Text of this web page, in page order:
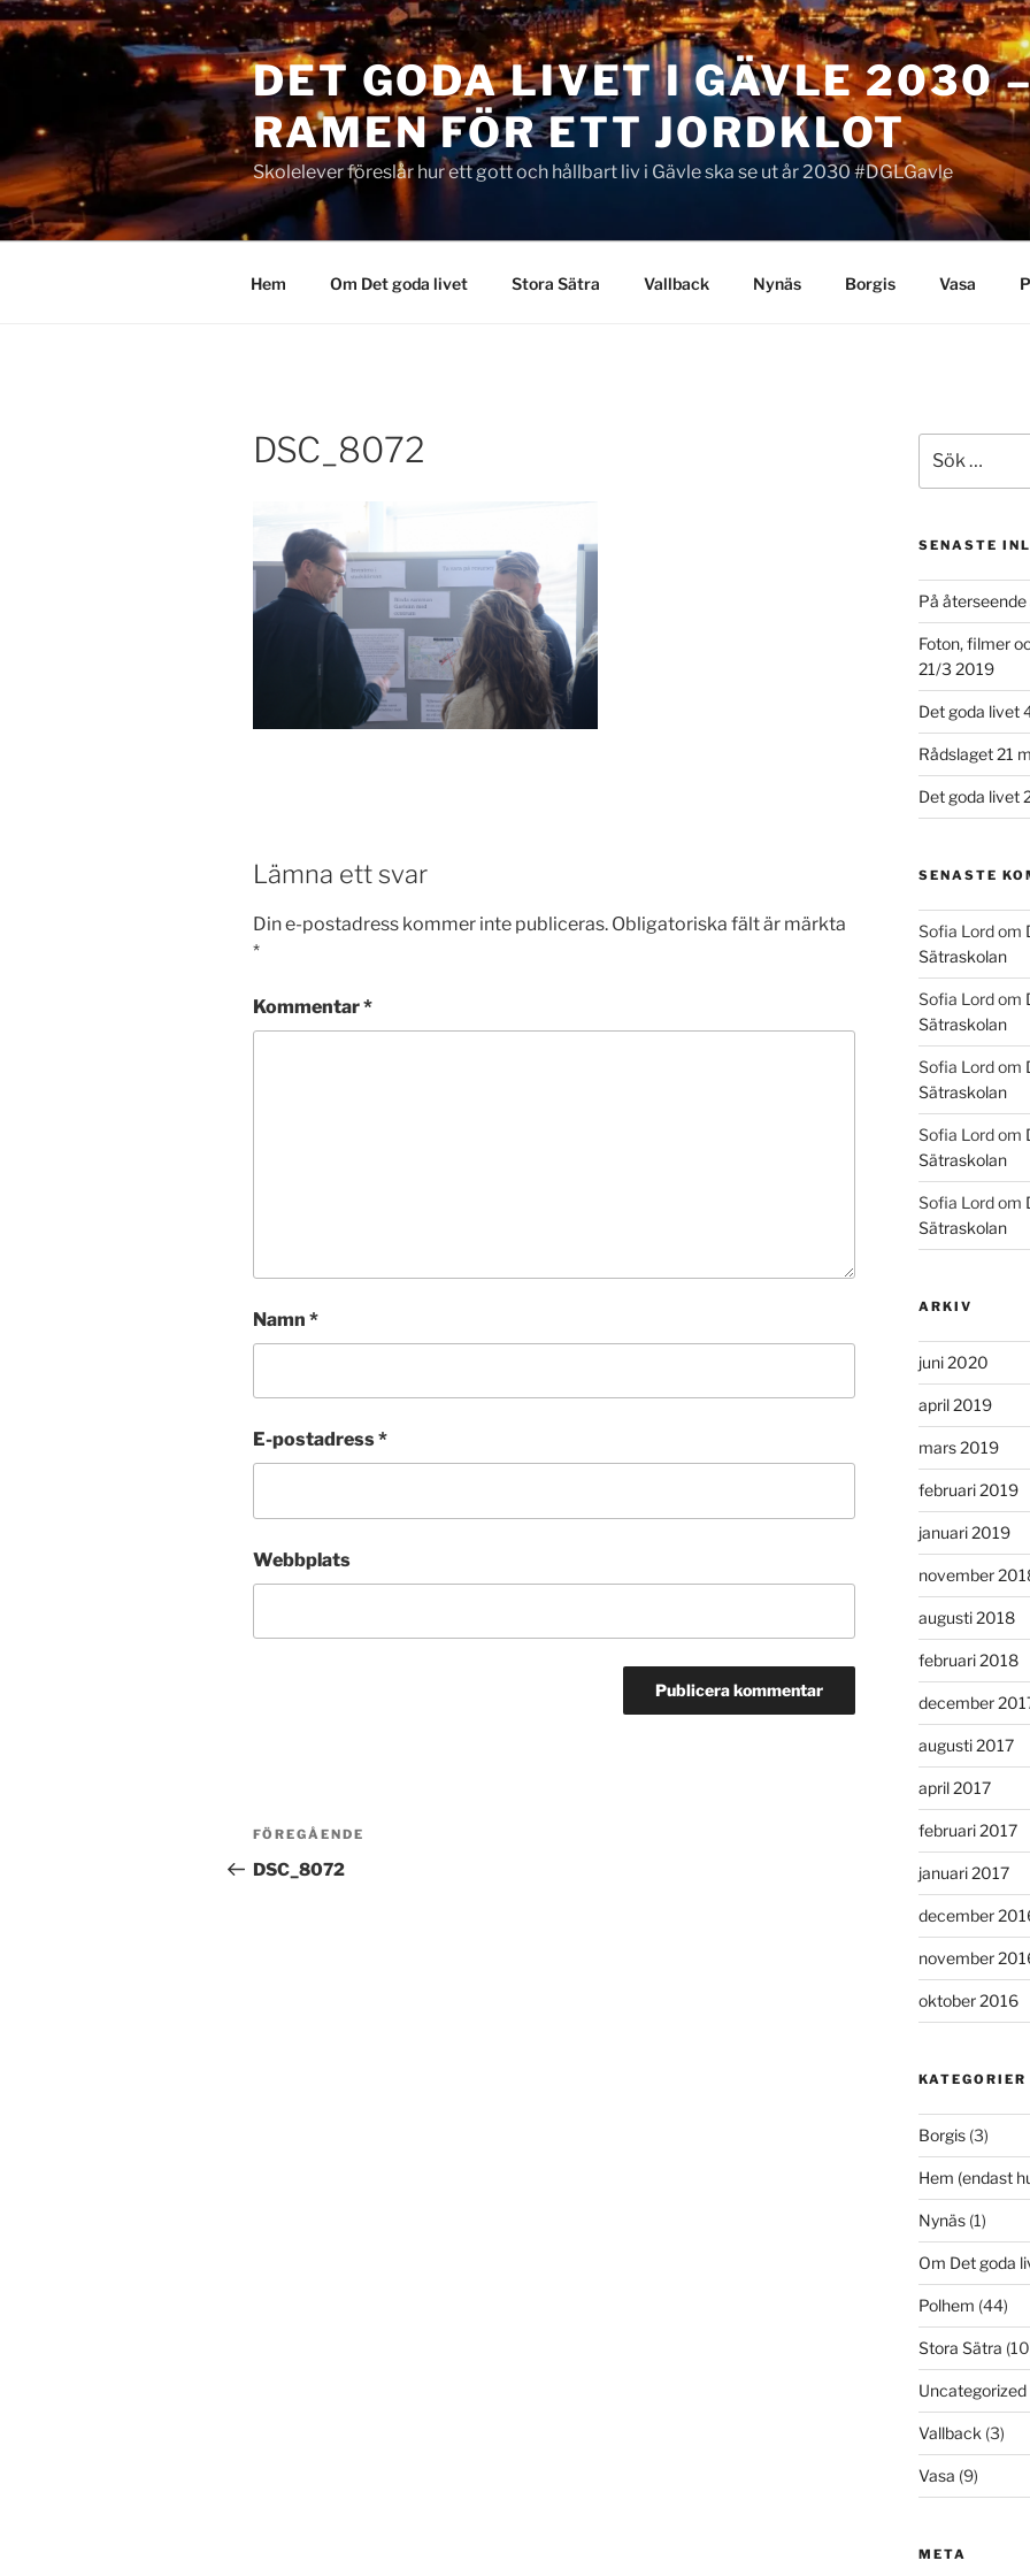
Hoppa
till
DET GODA LIVET I GÄVLE 2030
RAMEN FÖR ETT JORDKLOT
Skolelever föreslår hur ett gott och hållbart liv i Gävle ska se ut år 2030 #DGLGavle
Hem Om Det goda livet Stora Sätra Vallback Nynäs Borgis Vasa
DSC_8072
Lämna ett svar
Din e-postadress kommer inte publiceras. Obligatoriska fält är märkta
*
Kommentar*
Namn *
E-postadress*
Webbplats
Inläggsnavigering
Föregående
inlägg
FÖREGÅENDE
DSC_8072
efter:
SENASTE
På
Foton, filmer
21/3 2019
Det goda livet
Rådslaget 21
Det goda livet
SENASTE
Sofia Lordom
Sätraskolan
Sofia Lordom
Sätraskolan
Sofia Lordom
Sätraskolan
Sofia Lordom
Sätraskolan
Sofia Lordom
Sätraskolan
ARKIV
juni 2020
april 2019
mars 2019
februari 2019
januari 2019
november
augusti 2018
februari 2018
december
augusti 2017
april 2017
februari 2017
januari 2017
december
november
oktober 2016
KATEGORIER
Borgis(3)
Hem (endast
Nynäs(1)
Om Det goda
Polhem (44)
Stora Sätra
Uncategorized
Vallback (3)
Vasa (9)
META